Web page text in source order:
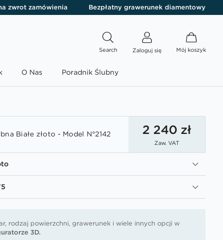
zwrot zamówienia Bezpłatny grawerunek diamentowy
Search Zaloguj się Mój koszyk
O Nas Poradnik Ślubny
Białe złoto - Model N°2142 2 240 zł
Zaw. VAT
rodzaj powierzchni, grawerunek i wiele innych opcji w
3D.